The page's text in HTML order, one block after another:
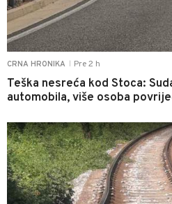
CRNA HRONIKA Pre 2 h
Teška nesreća kod Stoca:
automobila, više osoba